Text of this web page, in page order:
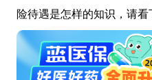
险待遇是怎样的知识，请看